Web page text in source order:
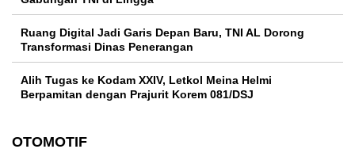
Ruang Digital Jadi Garis Depan Baru, TNI AL Dorong
Transformasi Dinas Penerangan
Alih Tugas ke Kodam XXIV, Letkol Meina Helmi
Berpamitan dengan Prajurit Korem 081/DSJ
OTOMOTIF